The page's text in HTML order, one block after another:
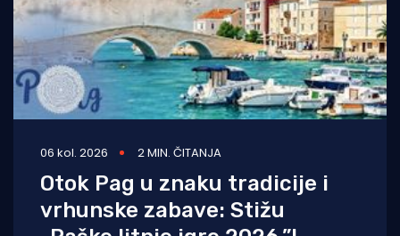
06 kol. 2026 2 MIN. ČITANJA
Otok Pag u znaku tradicije i
vrhunske zabave: Stižu